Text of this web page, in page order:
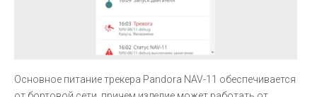
Основное питание трекера Pandora NAV-11 обеспечивается